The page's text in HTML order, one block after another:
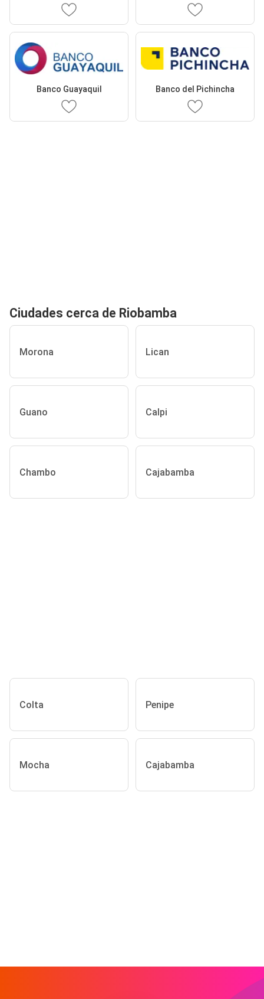
Banco Guayaquil Banco del Pichincha
Ciudades cerca de Riobamba
Morona Lican
Guano Calpi
Chambo Cajabamba
Colta Penipe
Mocha Cajabamba